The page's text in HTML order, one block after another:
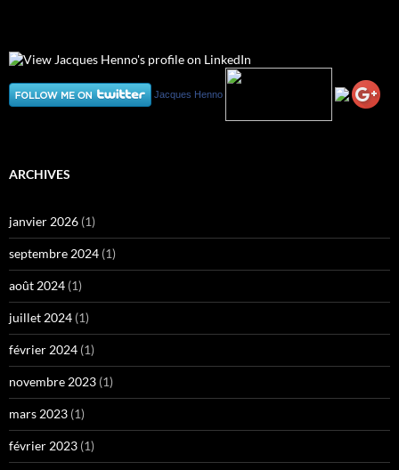
Jacques Henno
ARCHIVES
janvier 2026 (1)
septembre 2024 (1)
août 2024 (1)
juillet 2024 (1)
février 2024 (1)
novembre 2023 (1)
mars 2023 (1)
février 2023 (1)